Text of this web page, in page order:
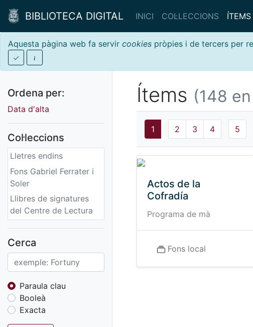
BIBLIOTECA DIGITAL INICI COL·LECCIONS ÍTEMS
Aquesta pàgina web fa servir cookies pròpies i de tercers per
Ordena per:
Data d'alta
Col·leccions
Lletres endins
Fons Gabriel Ferrater i
Soler
Llibres de signatures
del Centre de Lectura
Fons sonor de Ràdio
Reus
Cartells
Fons audiovisual
Fons local
Fons sonor
Goigs
Cerca
Paraula clau
Booleà
Exacta
Ítems (148
1 2 3 4 5
Actos de la
Cofradía
Programa de mà
Fons local